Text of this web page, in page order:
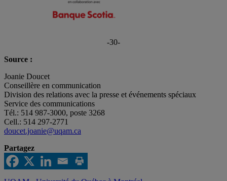
-30-
Source :
Joanie Doucet
Conseillère en communication
Division des relations avec la presse et événements spéciaux
Service des communications
Tél.: 514 987-3000, poste 3268
Cell.: 514 297-2771
doucet.joanie@uqam.ca
Partagez